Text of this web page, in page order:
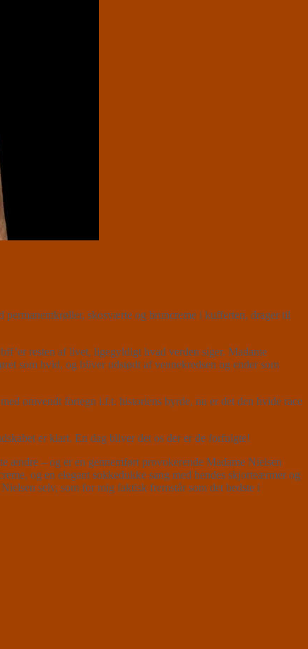
skosværte og bruncreme i kufferten, drager til
resten af livet, ligegyldigt hvad verden siger. Madame
som hvid, og bliver udstødt af vennekredsen og ender som
omvendt fortegn i.f.t. historiens byrde, nu er det den hvide race
er klart. En dag bliver det os der er de forfulgte!
– og er en gennemført provokerende Madame Nielsen
og en elegant sokkedukke sang med hendes skjorteærmer og
selv, som for mig faktisk fremstår som det bedste i